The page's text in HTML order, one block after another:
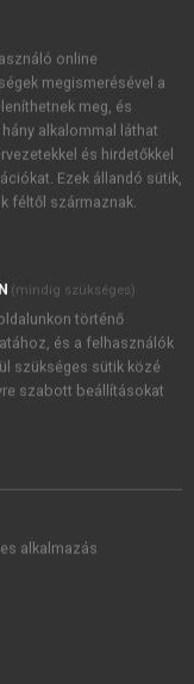
181
Nemzeti
azICRC a
évi Genfi
az IFRCRC
és
online
megismerésével a
meg, és
alkalommal láthat
és hirdetőkkel
Ezek állandó sütik,
féltől származnak.
(mindig szükséges)
történő
és a felhasználók
szükséges sütik közé
szabott beállításokat
alkalmazás